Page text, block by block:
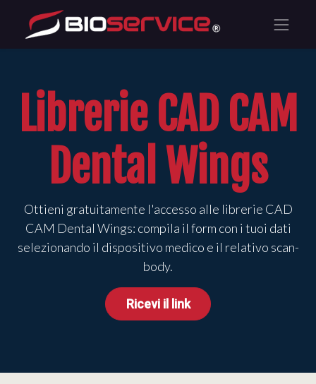
Librerie CAD CAM
Dental Wings
Ottieni gratuitamente l'accesso alle librerie CAD
CAM Dental Wings: compila il form con i tuoi dati
selezionando il dispositivo medico e il relativo scan-
body.
Ricevi il link